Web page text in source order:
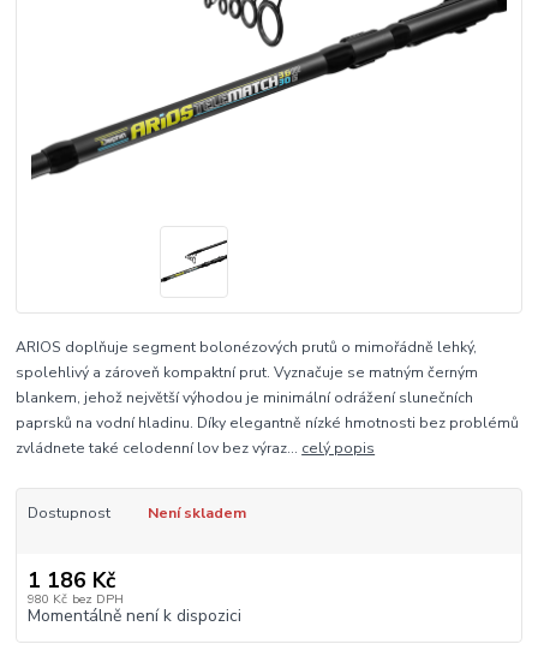
ARIOS doplňuje segment bolonézových prutů o mimořádně lehký,
spolehlivý a zároveň kompaktní prut. Vyznačuje se matným černým
blankem, jehož největší výhodou je minimální odrážení slunečních
paprsků na vodní hladinu. Díky elegantně nízké hmotnosti bez problémů
zvládnete také celodenní lov bez výraz... celý popis
Dostupnost Není skladem
1 186 Kč
980 Kč bez DPH
Momentálně není k dispozici